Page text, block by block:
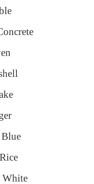
White